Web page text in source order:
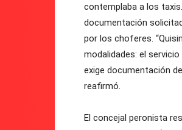
contemplaba a los
documentación
por los choferes.
modalidades: el
exige documentación
reafirmó.
El concejal peronista